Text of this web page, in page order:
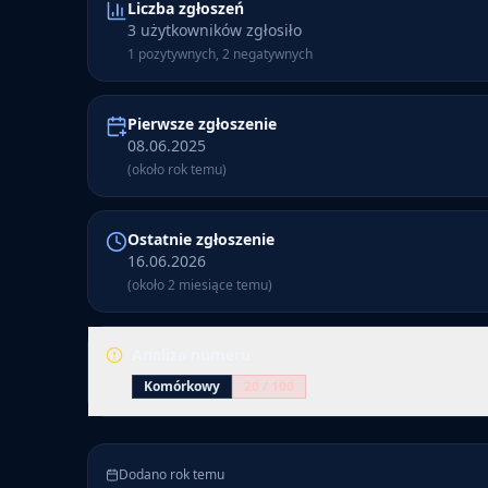
Liczba zgłoszeń
3 użytkowników zgłosiło
1 pozytywnych, 2 negatywnych
Pierwsze zgłoszenie
08.06.2025
(około rok temu)
Ostatnie zgłoszenie
16.06.2026
(około 2 miesiące temu)
Komórkowy
Dodano rok temu